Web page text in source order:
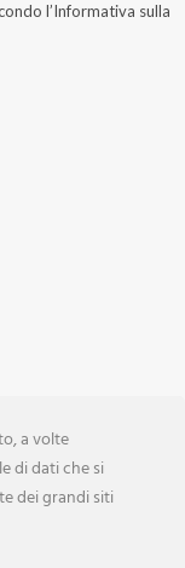
l’Informativa sulla
a volte
di dati che si
dei grandi siti